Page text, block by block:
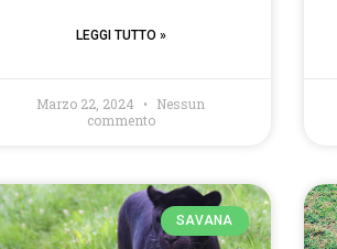
LEGGI TUTTO »
Marzo 22, 2024
Nessun
commento
SAVANA